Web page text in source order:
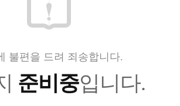
불편을 드려 죄송합니다.
준비중입니다.